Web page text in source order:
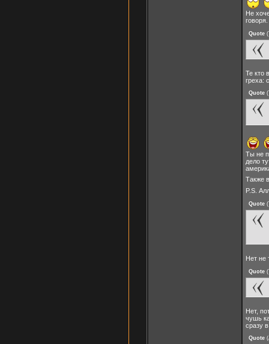
Не
говоря.
Quote (
Те кто
греха:
Quote (
Ты не
дело
Также
P.S.
Quote (
Нет не
Quote (
Нет,
чушь
сразу
Quote (